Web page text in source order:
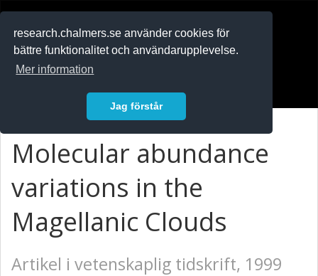
research.chalmers.se använder cookies för
bättre funktionalitet och användarupplevelse.
Mer information
Jag förstår
Molecular abundance
variations in the
Magellanic Clouds
Artikel i vetenskaplig tidskrift, 1999